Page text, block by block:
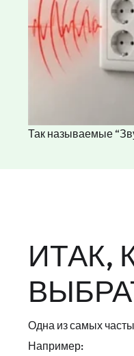
Так называемые
ИТАК,
Одна из самых
Например: